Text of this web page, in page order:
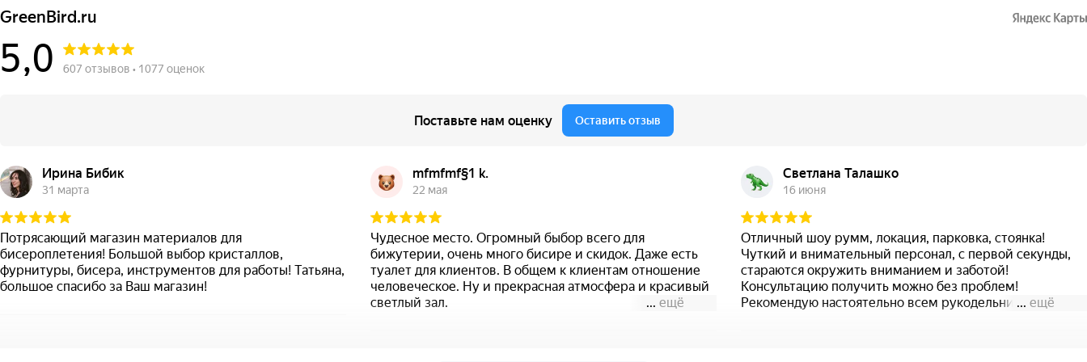
GreenBird.ru
5,0 607 отзывов • 1077 оценок
Поставьте нам оценку Оставить отзыв
Ирина Бибик
31 марта
Потрясающий магазин материалов для
бисероплетения! Большой выбор кристаллов,
фурнитуры, бисера, инструментов для работы! Татьяна,
большое спасибо за Ваш магазин!
mfmfmf§1 k.
22 мая
Чудесное место. Огромный быбор всего для
бижутерии, очень много бисире и скидок. Даже есть
туалет для клиентов. В общем к клиентам отношение
человеческое. Ну и прекрасная атмосфера и красивый
светлый зал.
... ещё
Светлана Талашко
16 июня
Отличный шоу румм, локация, парковка, стоянка!
Чуткий и внимательный персонал, с первой секунды,
стараются окружить вниманием и заботой!
Консультацию получить можно без проблем!
Рекомендую настоятельно всем рукодельницам!
... ещё